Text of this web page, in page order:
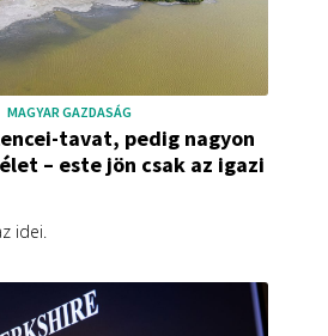
MAGYAR GAZDASÁG
tavat, pedig nagyon
– este jön csak az igazi
idei.